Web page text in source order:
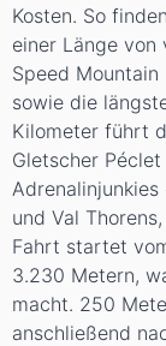
Kosten. So
einer Länge von
Speed
sowie die
Kilometer führt
Gletscher
und Val
Fahrt startet
3.230 Metern,
macht. 250
anschließend